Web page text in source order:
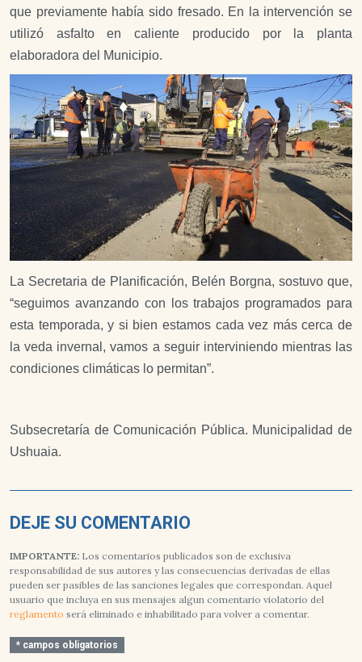
que previamente había sido fresado. En la intervención se
utilizó asfalto en caliente producido por la planta
elaboradora del Municipio.
La Secretaria de Planificación, Belén Borgna, sostuvo que,
“seguimos avanzando con los trabajos programados para
esta temporada, y si bien estamos cada vez más cerca de
la veda invernal, vamos a seguir interviniendo mientras las
condiciones climáticas lo permitan”.
Subsecretaría de Comunicación Pública. Municipalidad de
Ushuaia.
DEJE SU COMENTARIO
IMPORTANTE: Los comentarios publicados son de exclusiva
responsabilidad de sus autores y las consecuencias derivadas de ellas
pueden ser pasibles de las sanciones legales que correspondan. Aquel
usuario que incluya en sus mensajes algun comentario violatorio del
reglamento será eliminado e inhabilitado para volver a comentar.
* campos obligatorios